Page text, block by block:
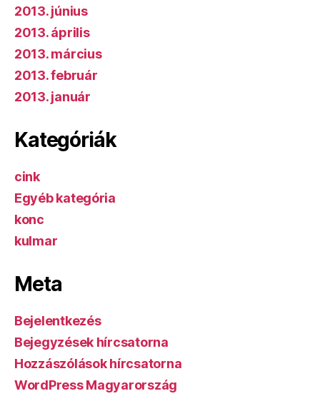
2013. június
2013. április
2013. március
2013. február
2013. január
Kategóriák
cink
Egyéb kategória
konc
kulmar
Meta
Bejelentkezés
Bejegyzések hírcsatorna
Hozzászólások hírcsatorna
WordPress Magyarország